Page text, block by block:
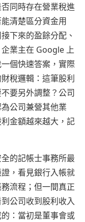
同時存在營業稅進
清楚區分資金用
下來的盈餘分配、
業主在 Google 上
個快速答案，實際
稅邏輯：這筆股利
要另外調整？公司
公司兼營其他業
金額越來越大，記
的記帳士事務所最
，看見銀行入帳就
流程；但一間真正
公司收到股利收入
：當初是董事會或